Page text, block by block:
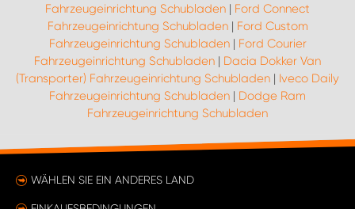
Fahrzeugeinrichtung Schubladen | Ford Connect
Fahrzeugeinrichtung Schubladen| Ford Custom
Fahrzeugeinrichtung Schubladen| Ford Courier
Fahrzeugeinrichtung Schubladen | Dacia Dokker Van
(Transporter) Fahrzeugeinrichtung Schubladen | Iveco Daily
Fahrzeugeinrichtung Schubladen | Dodge Ram
Fahrzeugeinrichtung Schubladen
WÄHLEN SIE EIN ANDERES LAND